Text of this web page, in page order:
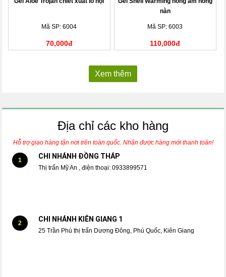
Mã SP: 6004
70,000đ
nàn
Mã SP: 6003
110,000đ
Xem thêm
Địa chỉ các kho hàng
Hỗ trợ giao hàng tận nơi trên toàn quốc. Nhận được hàng mới thanh toán!
1 CHI NHÁNH ĐỒNG THÁP
Thị trấn Mỹ An , điện thoại: 0933899571
2 CHI NHÁNH KIÊN GIANG 1
25 Trần Phú thị trấn Dương Đông, Phú Quốc, Kiên Giang